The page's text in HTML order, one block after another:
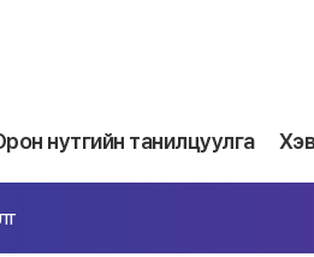
нутгийн танилцуулга